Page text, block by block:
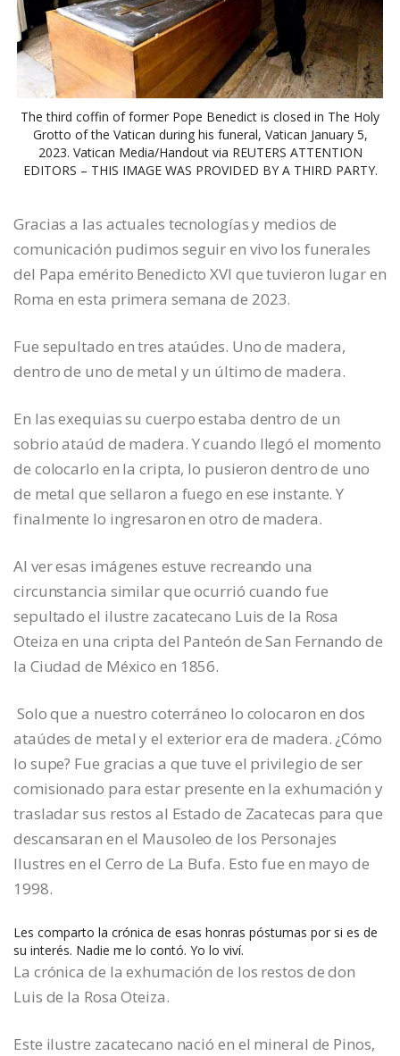
The third coffin of former Pope Benedict is closed in The Holy
Grotto of the Vatican during his funeral, Vatican January 5,
2023. Vatican Media/­Handout via REUTERS ATTENTION
EDITORS – THIS IMAGE WAS PROVIDED BY A THIRD PARTY.
Gracias a las actuales tecnologías y medios de
comunicación pudimos seguir en vivo los funerales
del Papa emérito Benedicto XVI que tuvieron lugar en
Roma en esta primera semana de 2023.
Fue sepultado en tres ataúdes. Uno de madera,
dentro de uno de metal y un último de madera.
En las exequias su cuerpo estaba dentro de un
sobrio ataúd de madera. Y cuando llegó el momento
de colocarlo en la cripta, lo pusieron dentro de uno
de metal que sellaron a fuego en ese instante. Y
finalmente lo ingresaron en otro de madera.
Al ver esas imágenes estuve recreando una
circunstancia similar que ocurrió cuando fue
sepultado el ilustre zacatecano Luis de la Rosa
Oteiza en una cripta del Panteón de San Fernando de
la Ciudad de México en 1856.
Solo que a nuestro coterráneo lo colocaron en dos
ataúdes de metal y el exterior era de madera. ¿Cómo
lo supe? Fue gracias a que tuve el privilegio de ser
comisionado para estar presente en la exhumación y
trasladar sus restos al Estado de Zacatecas para que
descansaran en el Mausoleo de los Personajes
Ilustres en el Cerro de La Bufa. Esto fue en mayo de
1998.
Les comparto la crónica de esas honras póstumas por si es de
su interés. Nadie me lo contó. Yo lo viví.
La crónica de la exhumación de los restos de don
Luis de la Rosa Oteiza.
Este ilustre zacatecano nació en el mineral de Pinos,